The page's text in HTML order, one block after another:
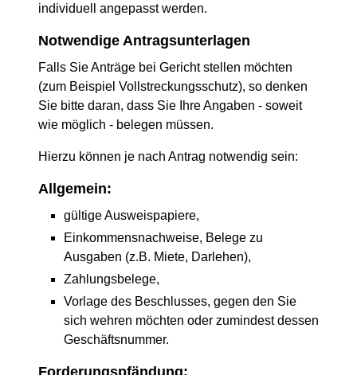
individuell angepasst werden.
Notwendige Antragsunterlagen
Falls Sie Anträge bei Gericht stellen möchten
(zum Beispiel Vollstreckungsschutz), so denken
Sie bitte daran, dass Sie Ihre Angaben - soweit
wie möglich - belegen müssen.
Hierzu können je nach Antrag notwendig sein:
Allgemein:
gültige Ausweispapiere,
Einkommensnachweise, Belege zu
Ausgaben (z.B. Miete, Darlehen),
Zahlungsbelege,
Vorlage des Beschlusses, gegen den Sie
sich wehren möchten oder zumindest dessen
Geschäftsnummer.
Forderungspfändung: